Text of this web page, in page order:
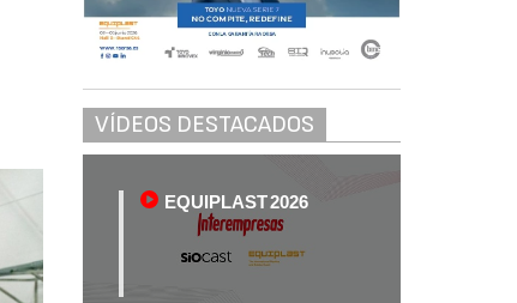
VÍDEOS DESTACADOS
EQUIPLAST 2026